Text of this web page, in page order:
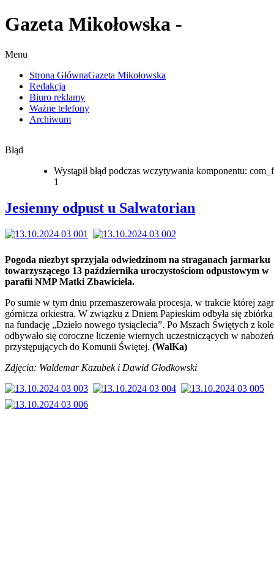
Gazeta Mikołowska -
Menu
Strona GłównaGazeta Mikołowska
Redakcja
Biuro reklamy
Ważne telefony
Archiwum
Błąd
Wystąpił błąd podczas wczytywania komponentu:
1
Jesienny odpust u Salwatorian
Pogoda niezbyt sprzyjała odwiedzinom na straganach jarmarku
towarzyszącego 13 października uroczystościom odpustowym w
parafii NMP Matki Zbawiciela.
Po sumie w tym dniu przemaszerowała procesja, w trakcie której
górnicza orkiestra. W związku z Dniem Papieskim odbyła się
na fundację „Dzieło nowego tysiąclecia”. Po Mszach Świętych z
odbywało się coroczne liczenie wiernych uczestniczących w
przystępujących do Komunii Świętej. (WalKa)
Zdjęcia: Waldemar Kazubek i Dawid Głodkowski